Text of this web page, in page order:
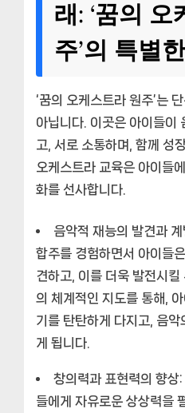
래: ‘꿈의 오
주’의 특별
‘꿈의 오케스트라 원주’는
아닙니다. 이곳은 아이들이
고, 서로 소통하며, 함께 성
오케스트라 교육은 아이들
화를 선사합니다.
음악적 재능의 발견과 계
합주를 경험하면서 아이들
견하고, 이를 더욱 발전시
의 체계적인 지도를 통해,
기를 탄탄하게 다지고, 음
게 됩니다.
창의력과 표현력의 향상:
들에게 자유로운 상상력을